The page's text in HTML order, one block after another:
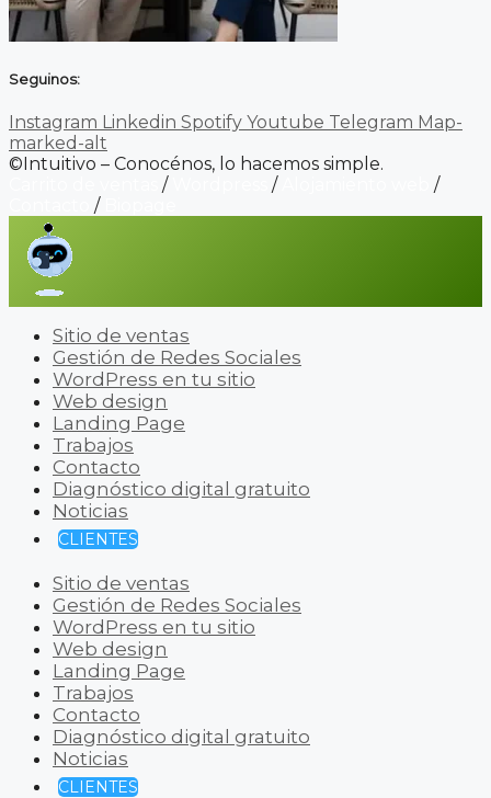
Seguinos:
Instagram Linkedin Spotify Youtube Telegram Map-
marked-alt
©Intuitivo – Conocénos, lo hacemos simple.
/ /
/
/
Sitio de ventas
Gestión de Redes Sociales
WordPress en tu sitio
Web design
Landing Page
Trabajos
Contacto
Diagnóstico digital gratuito
Noticias
CLIENTES
Sitio de ventas
Gestión de Redes Sociales
WordPress en tu sitio
Web design
Landing Page
Trabajos
Contacto
Diagnóstico digital gratuito
Noticias
CLIENTES